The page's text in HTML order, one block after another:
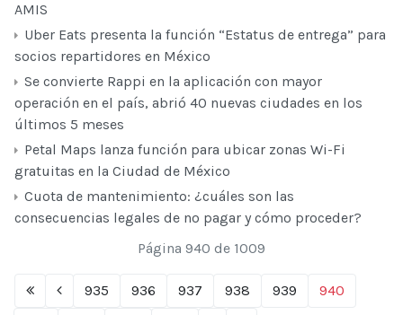
AMIS
Uber Eats presenta la función “Estatus de entrega” para
socios repartidores en México
Se convierte Rappi en la aplicación con mayor
operación en el país, abrió 40 nuevas ciudades en los
últimos 5 meses
Petal Maps lanza función para ubicar zonas Wi-Fi
gratuitas en la Ciudad de México
Cuota de mantenimiento: ¿cuáles son las
consecuencias legales de no pagar y cómo proceder?
Página 940 de 1009
935 936 937 938 939
940